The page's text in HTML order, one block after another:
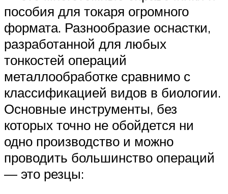
пособия для токаря огромного
формата. Разнообразие оснастки,
разработанной для любых
тонкостей операций
металлообработке сравнимо с
классификацией видов в биологии.
Основные инструменты, без
которых точно не обойдется ни
одно производство и можно
проводить большинство операций
— это резцы: